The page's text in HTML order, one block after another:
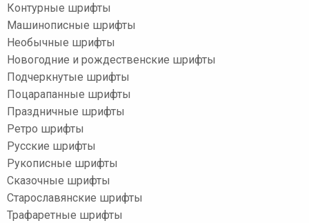
Контурные шрифты
Машинописные шрифты
Необычные шрифты
Новогодние и рождественские шрифты
Подчеркнутые шрифты
Поцарапанные шрифты
Праздничные шрифты
Ретро шрифты
Русские шрифты
Рукописные шрифты
Сказочные шрифты
Старославянские шрифты
Трафаретные шрифты